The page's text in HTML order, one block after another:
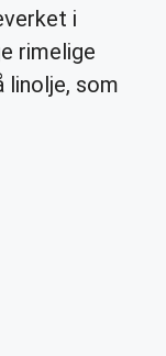
i
rimelige
linolje, som